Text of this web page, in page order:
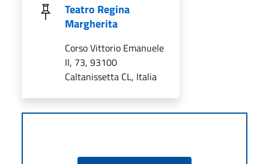
Teatro Regina
Margherita
Corso Vittorio Emanuele
II, 73, 93100
Caltanissetta CL, Italia